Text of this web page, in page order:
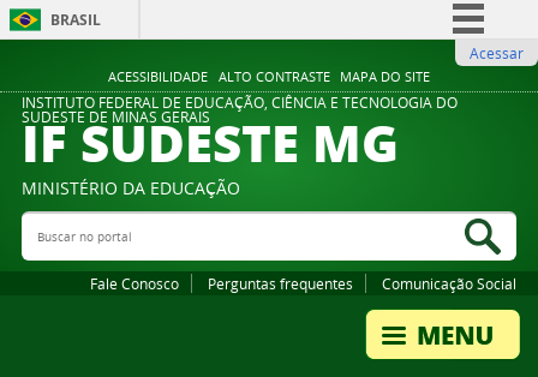
ACESSIBILIDADE ALTO CONTRASTE MAPA DO SITE
BRASIL
Comunica BR
Participe
Legislação
Acessar
INSTITUTO FEDERAL DE EDUCAÇÃO, CIÊNCIA E TECNOLOGIA DO
SUDESTE DE MINAS GERAIS
IF SUDESTE MG
MINISTÉRIO DA EDUCAÇÃO
Buscar no portal
Fale Conosco Perguntas frequentes Comunicação Social